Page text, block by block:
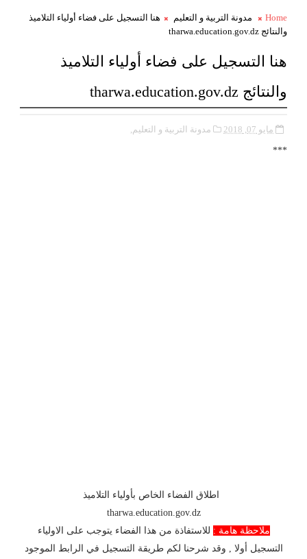
Home مدونة التربية و التعليم
هنا التسجيل على فضاء أولياء التلاميذ
والنتائج tharwa.education.gov.dz
هنا التسجيل على فضاء أولياء التلاميذ
والنتائج tharwa.education.gov.dz
مايو 07, 2018 مدونة التربية و التعليم,
***
اطلاق الفضاء الخاص بأولياء التلاميذ
tharwa.education.gov.dz
ملاحظة هامة : للاستفاذة من هذا الفضاء يتوجب على الاولياء
التسجيل أولا , وقد شرحنا لكم طريقة التسجيل في الرابط الموجود